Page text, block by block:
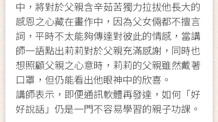
中，將對於父親含辛茹苦獨力拉拔他長大的
感恩之心藏在畫作中，因為父女倆都不擅言
詞，平時不太能夠傳達對彼此的情感，當講
師一語點出莉莉對於父親充滿感謝，同時也
想照顧父親之心意時，莉莉的父親雖然戴著
口罩，但仍能看出他眼神中的欣喜。
講師表示，即便通訊軟體再發達，如何「好
好說話」仍是一門不容易學習的親子功課。